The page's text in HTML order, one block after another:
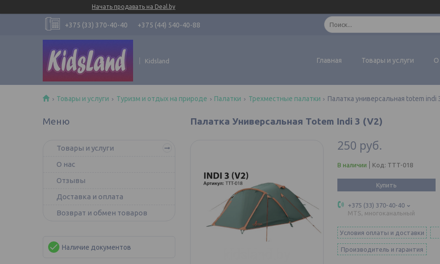
Начать продавать на Deal.by
+375 (33) 370-40-40 +375 (44) 540-40-88
Kidsland Главная Товары и услуги О
Товары и услуги Туризм и отдых на природе Палатки Трехместные палатки Палатка универсальная totem indi
Палатка Универсальная Totem Indi 3 (V2)
250 руб.
В наличии Код: TTT-018
Купить
+375 (33) 370-40-40
MTS, многоканальный
Условия оплаты и доставки
Производитель и гарантия
Товары и услуги
О нас
Отзывы
Доставка и оплата
Возврат и обмен товаров
Наличие документов